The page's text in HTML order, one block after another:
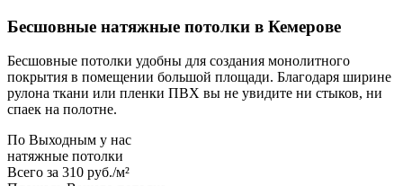
Бесшовные натяжные потолки в Кемерове
Бесшовные потолки удобны для создания монолитного
покрытия в помещении большой площади. Благодаря ширине
рулона ткани или пленки ПВХ вы не увидите ни стыков, ни
спаек на полотне.
По Выходным у нас
натяжные потолки
Всего за 310 руб./м²